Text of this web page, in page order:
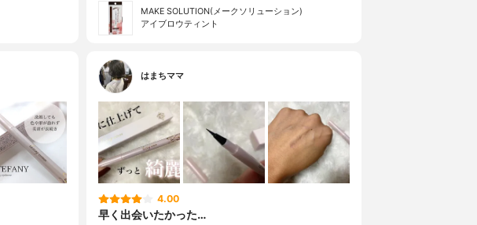
MAKE SOLUTION(メークソリューション)
アイブロウティント
はまちママ
4.00
早く出会いたかった…